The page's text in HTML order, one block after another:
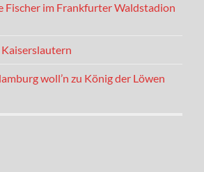
Fischer im Frankfurter Waldstadion
woll’n zu König der Löwen